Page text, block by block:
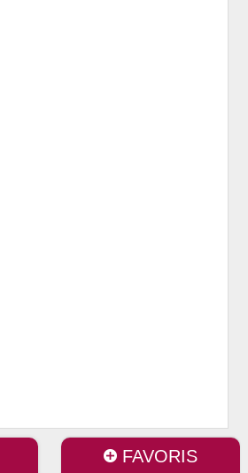
FAVORIS